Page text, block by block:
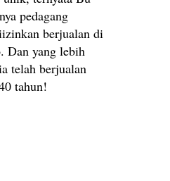
pedagang
berjualan di
Dan yang lebih
telah berjualan
tahun!